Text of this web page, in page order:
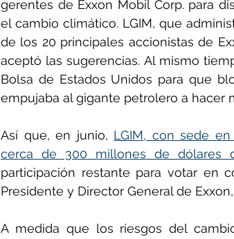
gerentes de Exxon Mobil Corp. para
el cambio climático. LGIM, que
de los 20 principales accionistas de
aceptó las sugerencias. Al mismo
Bolsa de Estados Unidos para que
empujaba al gigante petrolero a hacer
Así que, en junio, LGIM, con sede
cerca de 300 millones de dólares
participación restante para votar en
Presidente y Director General de
A medida que los riesgos del